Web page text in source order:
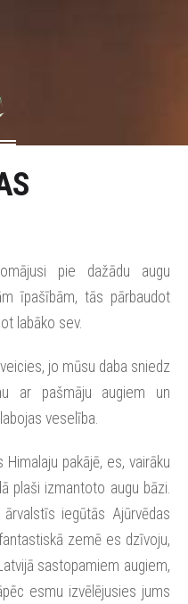
pie dažādu augu
īpašībām, tās pārbaudot
labāko sev.
jo mūsu daba sniedz
ar pašmāju augiem un
veselība.
pakājē, es, vairāku
plaši izmantoto augu bāzi.
iegūtās Ajūrvēdas
zemē es dzīvoju,
sastopamiem augiem,
esmu izvēlējusies jums